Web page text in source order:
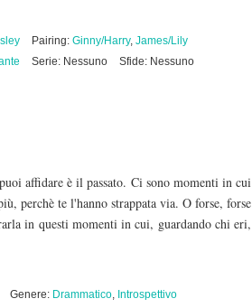
Pairing: Ginny/Harry, James/Lily
Serie: Nessuno
Sfide: Nessuno
affidare è il passato. Ci sono momenti in cui
perchè te l'hanno strappata via. O forse, forse
in questi momenti in cui, guardando chi eri,
Genere: Drammatico, Introspettivo